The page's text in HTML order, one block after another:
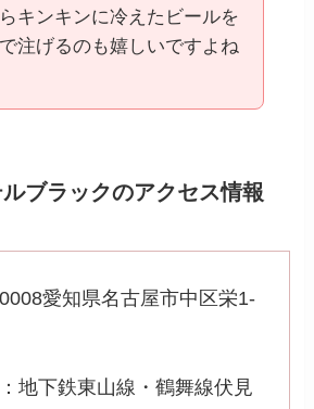
キンキンに冷えたビールを
注げるのも嬉しいですよね
ブラックのアクセス情報
愛知県名古屋市中区栄1-
地下鉄東山線・鶴舞線伏見